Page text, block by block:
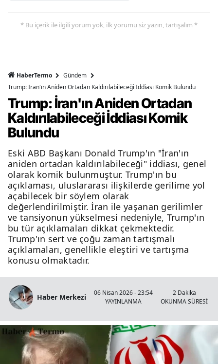
* Bu içerik ile ilgili yorum yok, ilk yorumu siz yazın, tartışalım *
HaberTermo
Gündem
Trump: İran'ın Aniden Ortadan Kaldırılabileceği İddiası Komik Bulundu
Trump: İran'ın Aniden Ortadan
Kaldırılabileceği İddiası Komik
Bulundu
Eski ABD Başkanı Donald Trump'ın "İran'ın
aniden ortadan kaldırılabileceği" iddiası, genel
olarak komik bulunmuştur. Trump'ın bu
açıklaması, uluslararası ilişkilerde gerilime yol
açabilecek bir söylem olarak
değerlendirilmiştir. İran ile yaşanan gerilimler
ve tansiyonun yükselmesi nedeniyle, Trump'ın
bu tür açıklamaları dikkat çekmektedir.
Trump'ın sert ve çoğu zaman tartışmalı
açıklamaları, genellikle eleştiri ve tartışma
konusu olmaktadır.
Haber Merkezi
06 Nisan 2026 - 23:54
YAYINLANMA
2 Dakika
OKUNMA SÜRESİ